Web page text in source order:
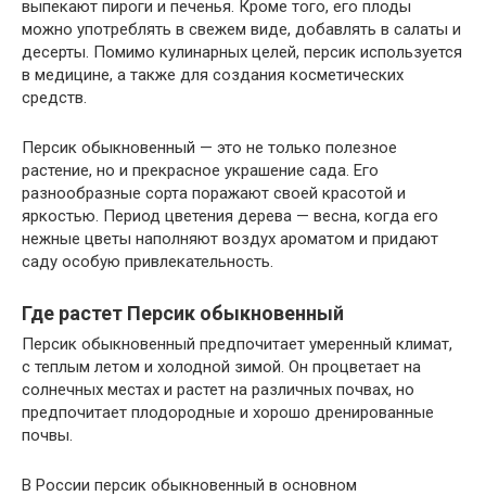
выпекают пироги и печенья. Кроме того, его плоды
можно употреблять в свежем виде, добавлять в салаты и
десерты. Помимо кулинарных целей, персик используется
в медицине, а также для создания косметических
средств.
Персик обыкновенный — это не только полезное
растение, но и прекрасное украшение сада. Его
разнообразные сорта поражают своей красотой и
яркостью. Период цветения дерева — весна, когда его
нежные цветы наполняют воздух ароматом и придают
саду особую привлекательность.
Где растет Персик обыкновенный
Персик обыкновенный предпочитает умеренный климат,
с теплым летом и холодной зимой. Он процветает на
солнечных местах и растет на различных почвах, но
предпочитает плодородные и хорошо дренированные
почвы.
В России персик обыкновенный в основном